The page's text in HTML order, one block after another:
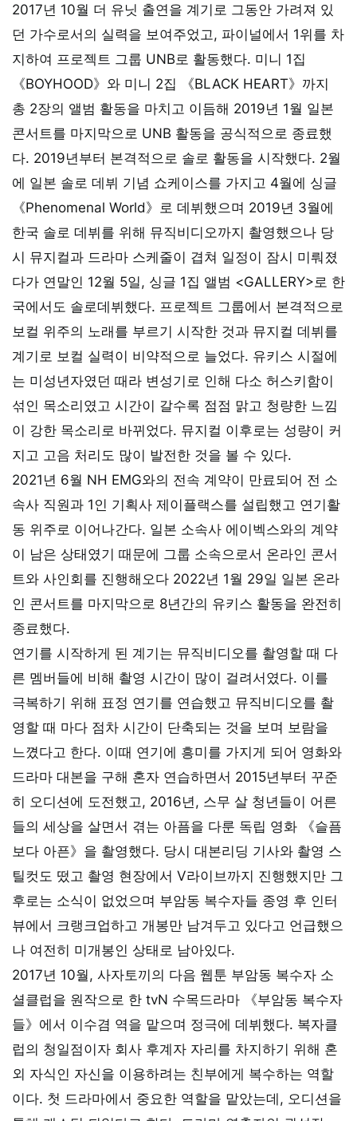
2017년 10월 더 유닛 출연을 계기로 그동안 가려져 있
던 가수로서의 실력을 보여주었고, 파이널에서 1위를 차
지하여 프로젝트 그룹 UNB로 활동했다. 미니 1집
《BOYHOOD》와 미니 2집 《BLACK HEART》까지
총 2장의 앨범 활동을 마치고 이듬해 2019년 1월 일본
콘서트를 마지막으로 UNB 활동을 공식적으로 종료했
다. 2019년부터 본격적으로 솔로 활동을 시작했다. 2월
에 일본 솔로 데뷔 기념 쇼케이스를 가지고 4월에 싱글
《Phenomenal World》로 데뷔했으며 2019년 3월에
한국 솔로 데뷔를 위해 뮤직비디오까지 촬영했으나 당
시 뮤지컬과 드라마 스케줄이 겹쳐 일정이 잠시 미뤄졌
다가 연말인 12월 5일, 싱글 1집 앨범 <GALLERY>로 한
국에서도 솔로데뷔했다. 프로젝트 그룹에서 본격적으로
보컬 위주의 노래를 부르기 시작한 것과 뮤지컬 데뷔를
계기로 보컬 실력이 비약적으로 늘었다. 유키스 시절에
는 미성년자였던 때라 변성기로 인해 다소 허스키함이
섞인 목소리였고 시간이 갈수록 점점 맑고 청량한 느낌
이 강한 목소리로 바뀌었다. 뮤지컬 이후로는 성량이 커
지고 고음 처리도 많이 발전한 것을 볼 수 있다.
2021년 6월 NH EMG와의 전속 계약이 만료되어 전 소
속사 직원과 1인 기획사 제이플랙스를 설립했고 연기활
동 위주로 이어나간다. 일본 소속사 에이벡스와의 계약
이 남은 상태였기 때문에 그룹 소속으로서 온라인 콘서
트와 사인회를 진행해오다 2022년 1월 29일 일본 온라
인 콘서트를 마지막으로 8년간의 유키스 활동을 완전히
종료했다.
연기를 시작하게 된 계기는 뮤직비디오를 촬영할 때 다
른 멤버들에 비해 촬영 시간이 많이 걸려서였다. 이를
극복하기 위해 표정 연기를 연습했고 뮤직비디오를 촬
영할 때 마다 점차 시간이 단축되는 것을 보며 보람을
느꼈다고 한다. 이때 연기에 흥미를 가지게 되어 영화와
드라마 대본을 구해 혼자 연습하면서 2015년부터 꾸준
히 오디션에 도전했고, 2016년, 스무 살 청년들이 어른
들의 세상을 살면서 겪는 아픔을 다룬 독립 영화 《슬픔
보다 아픈》을 촬영했다. 당시 대본리딩 기사와 촬영 스
틸컷도 떴고 촬영 현장에서 V라이브까지 진행했지만 그
후로는 소식이 없었으며 부암동 복수자들 종영 후 인터
뷰에서 크랭크업하고 개봉만 남겨두고 있다고 언급했으
나 여전히 미개봉인 상태로 남아있다.
2017년 10월, 사자토끼의 다음 웹툰 부암동 복수자 소
셜클럽을 원작으로 한 tvN 수목드라마 《부암동 복수자
들》에서 이수겸 역을 맡으며 정극에 데뷔했다. 복자클
럽의 청일점이자 회사 후계자 자리를 차지하기 위해 혼
외 자식인 자신을 이용하려는 친부에게 복수하는 역할
이다. 첫 드라마에서 중요한 역할을 맡았는데, 오디션을